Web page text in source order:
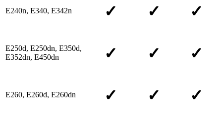
E240n, E340, E342n ✓ ✓ ✓
E250d, E250dn, E350d,
E352dn, E450dn
✓ ✓ ✓
E260, E260d, E260dn ✓ ✓ ✓